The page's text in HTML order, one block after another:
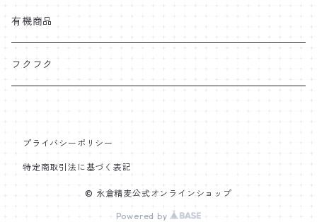
有機商品
フクフク
プライバシーポリシー
特定商取引法に基づく表記
© 永倉精麦公式オンラインショップ
Powered by